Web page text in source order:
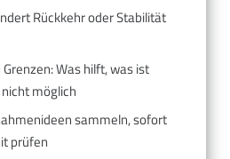
Rückkehr oder Stabilität
Was hilft, was ist
möglich
sammeln, sofort
prüfen